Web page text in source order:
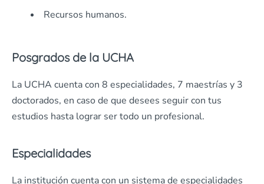
Recursos humanos.
Posgrados de la UCHA
La UCHA cuenta con 8 especialidades, 7 maestrías y 3
doctorados, en caso de que desees seguir con tus
estudios hasta lograr ser todo un profesional.
Especialidades
La institución cuenta con un sistema de especialidades